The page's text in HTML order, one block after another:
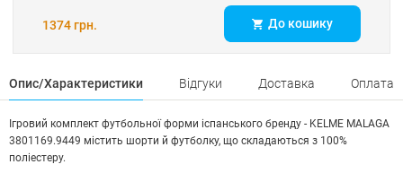
1374 грн. До кошику
Опис/Характеристики Відгуки Доставка Оплата
Ігровий комплект футбольної форми іспанського бренду - KELME MALAGA
3801169.9449 містить шорти й футболку, що складаються з 100%
поліестеру.